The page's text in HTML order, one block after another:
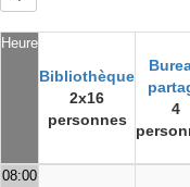
Heure
Bibliothèque
2x16
personnes
4
08:00